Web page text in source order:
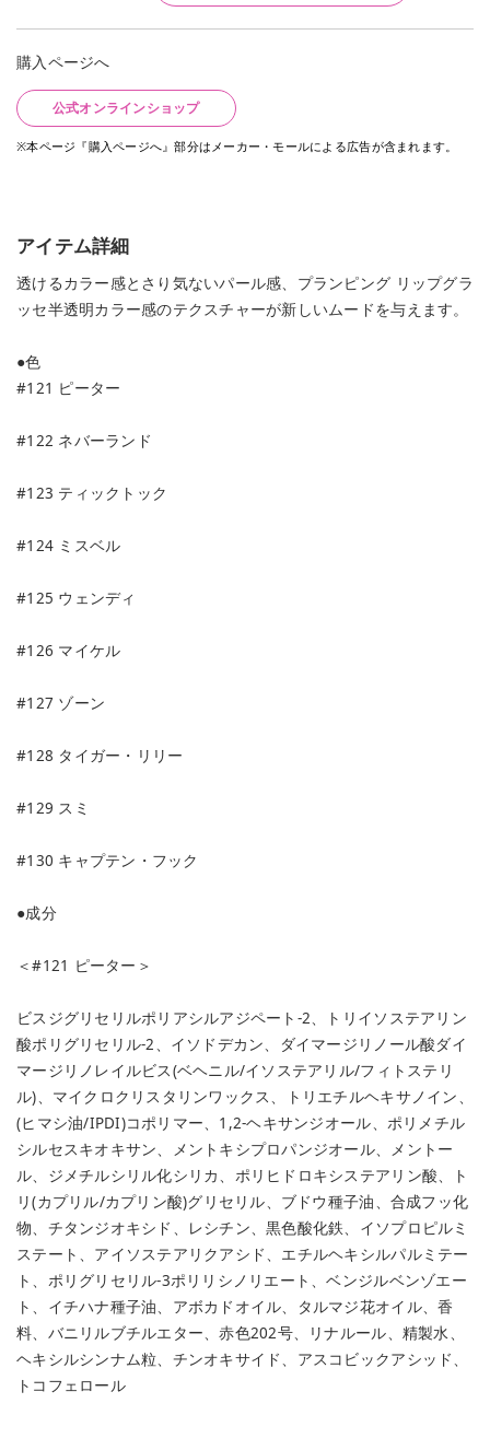
購入ページへ
公式オンラインショップ
※本ページ『購入ページへ』部分はメーカー・モールによる広告が含まれます。
アイテム詳細
透けるカラー感とさり気ないパール感、プランピング リップグラ
ッセ半透明カラー感のテクスチャーが新しいムードを与えます。
●色
#121 ピーター
#122 ネバーランド
#123 ティックトック
#124 ミスベル
#125 ウェンディ
#126 マイケル
#127 ゾーン
#128 タイガー・リリー
#129 スミ
#130 キャプテン・フック
●成分
＜#121 ピーター＞
ビスジグリセリルポリアシルアジペート-2、トリイソステアリン
酸ポリグリセリル-2、イソドデカン、ダイマージリノール酸ダイ
マージリノレイルビス(ベヘニル/イソステアリル/フィトステリ
ル)、マイクロクリスタリンワックス、トリエチルヘキサノイン、
(ヒマシ油/IPDI)コポリマー、1,2-ヘキサンジオール、ポリメチル
シルセスキオキサン、メントキシプロパンジオール、メントー
ル、ジメチルシリル化シリカ、ポリヒドロキシステアリン酸、ト
リ(カプリル/カプリン酸)グリセリル、ブドウ種子油、合成フッ化
物、チタンジオキシド、レシチン、黒色酸化鉄、イソプロピルミ
ステート、アイソステアリクアシド、エチルヘキシルパルミテー
ト、ポリグリセリル-3ポリリシノリエート、ベンジルベンゾエー
ト、イチハナ種子油、アボカドオイル、タルマジ花オイル、香
料、バニリルブチルエター、赤色202号、リナルール、精製水、
ヘキシルシンナム粒、チンオキサイド、アスコビックアシッド、
トコフェロール